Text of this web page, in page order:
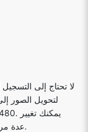
لا تحتاج إلى
حجم صورك إلى أبعاد 1920x480 عدة مرات كما يحلو لك.